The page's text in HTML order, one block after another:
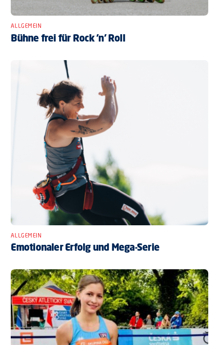
ALLGEMEIN
Bühne frei für Rock ’n’ Roll
ALLGEMEIN
Emotionaler Erfolg und Mega-Serie